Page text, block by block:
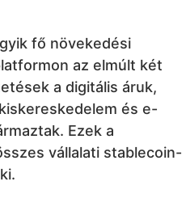
fő növekedési
az elmúlt két
a digitális áruk,
és e-
Ezek a
vállalati stablecoin-